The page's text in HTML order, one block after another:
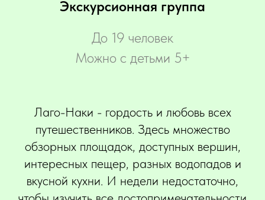
Экскурсионная группа
До 19 человек
Можно с детьми 5+
Лаго-Наки - гордость и любовь всех
путешественников. Здесь множество
обзорных площадок, доступных вершин,
интересных пещер, разных водопадов и
вкусной кухни. И недели недостаточно,